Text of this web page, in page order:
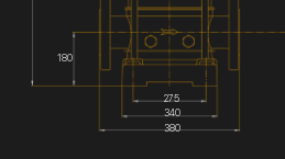
180
275
340
380